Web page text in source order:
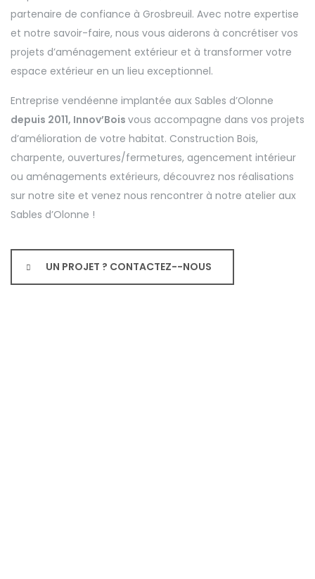
partenaire de confiance à Grosbreuil. Avec notre expertise
et notre savoir-faire, nous vous aiderons à concrétiser vos
projets d’aménagement extérieur et à transformer votre
espace extérieur en un lieu exceptionnel.
Entreprise vendéenne implantée aux Sables d’Olonne
depuis 2011, Innov’Bois vous accompagne dans vos projets
d’amélioration de votre habitat. Construction Bois,
charpente, ouvertures/fermetures, agencement intérieur
ou aménagements extérieurs, découvrez nos réalisations
sur notre site et venez nous rencontrer à notre atelier aux
Sables d’Olonne !
UN PROJET ? CONTACTEZ--NOUS